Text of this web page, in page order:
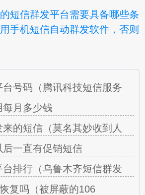
短信群发平台需要具备哪些条
手机短信自动群发软件，否则
台号码（腾讯科技短信服务
月多少钱
的短信（莫名其妙收到人
一直有促销短信
排行（乌鲁木齐短信群发
复吗（被屏蔽的106